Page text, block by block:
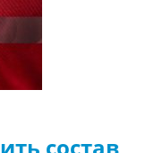
состав